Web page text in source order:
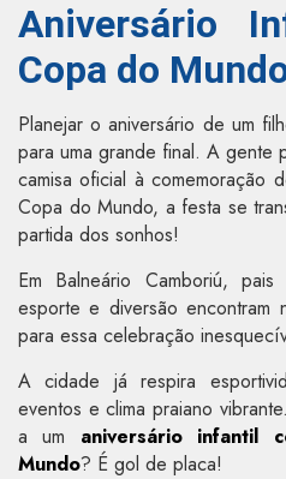
Aniversário
Copa do
Planejar o aniversário de um
para uma grande final. A gente
camisa oficial à comemoração
Copa do Mundo, a festa se
partida dos sonhos!
Em Balneário Camboriú,
esporte e diversão
para essa celebração
A cidade já respira
eventos e clima praiano
a um aniversário infantil
Mundo? É gol de placa!